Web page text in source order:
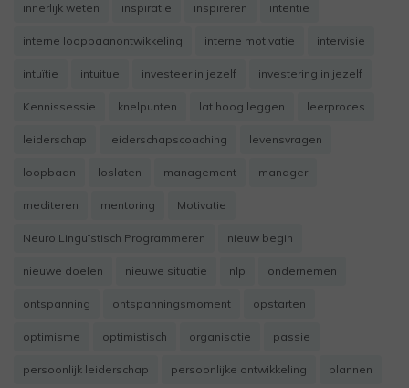
innerlijk weten inspiratie inspireren intentie
interne loopbaanontwikkeling interne motivatie intervisie
intuïtie intuitue investeer in jezelf investering in jezelf
Kennissessie knelpunten lat hoog leggen leerproces
leiderschap leiderschapscoaching levensvragen
loopbaan loslaten management manager
mediteren mentoring Motivatie
Neuro Linguïstisch Programmeren nieuw begin
nieuwe doelen nieuwe situatie nlp ondernemen
ontspanning ontspanningsmoment opstarten
optimisme optimistisch organisatie passie
persoonlijk leiderschap persoonlijke ontwikkeling plannen